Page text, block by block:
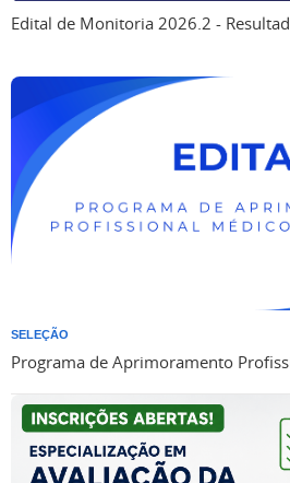
Edital de Monitoria 2026.2 -
SELEÇÃO
Programa de Aprimoramento